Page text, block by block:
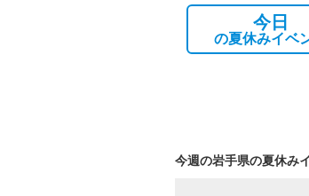
今日
の夏休みイベ
今週の岩手県の夏休み